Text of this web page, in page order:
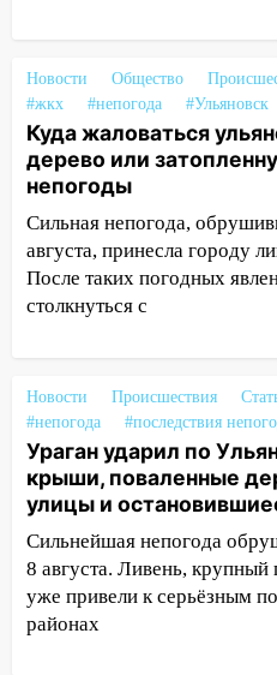
14:28
Ураган вырвал
Деева в Заволжье
14:26 Жители
пытаются
дождавшись
14:16 Шторм
на улице Любови
светофор
Студента из
14:12
Куда
упавшее дерево или
после непогоды
13:59 В Новом
ветром сорвало
строящегося дома
13:54 В мэрии
как устраняют
Новости Общество
#жкх
#непогода #Ульяновск
Куда жаловаться
дерево или
непогоды
Сильная непогода,
августа, принесла городу
После таких погодных
столкнуться с
Новости Происшествия
#непогода
#последствия
Ураган ударил по
крыши, поваленные
улицы и
Сильнейшая непогода
8 августа. Ливень, крупный
уже привели к серьёзным
районах